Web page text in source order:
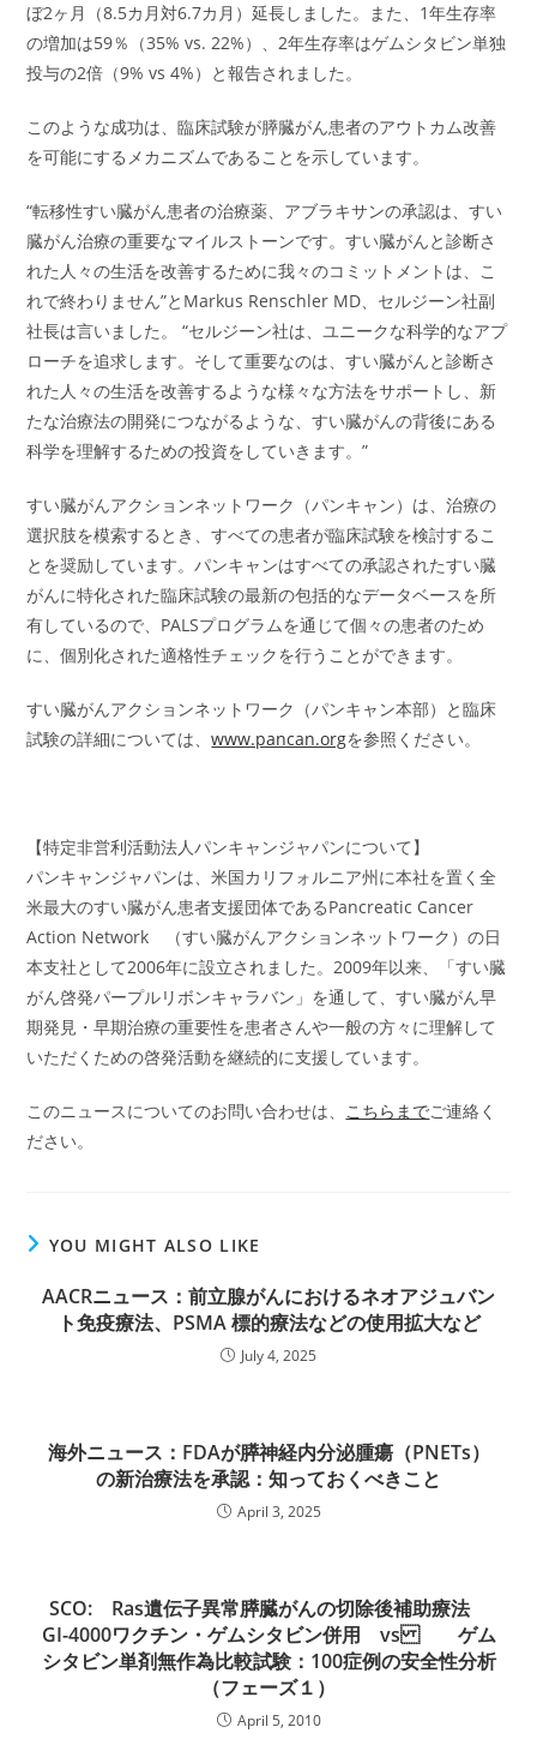
ぼ2ヶ月（8.5カ月対6.7カ月）延長しました。また、1年生存率
の増加は59％（35% vs. 22%）、2年生存率はゲムシタビン単独
投与の2倍（9% vs 4%）と報告されました。
このような成功は、臨床試験が膵臓がん患者のアウトカム改善
を可能にするメカニズムであることを示しています。
“転移性すい臓がん患者の治療薬、アブラキサンの承認は、すい
臓がん治療の重要なマイルストーンです。すい臓がんと診断さ
れた人々の生活を改善するために我々のコミットメントは、こ
れで終わりません”とMarkus Renschler MD、セルジーン社副
社長は言いました。 “セルジーン社は、ユニークな科学的なアプ
ローチを追求します。そして重要なのは、すい臓がんと診断さ
れた人々の生活を改善するような様々な方法をサポートし、新
たな治療法の開発につながるような、すい臓がんの背後にある
科学を理解するための投資をしていきます。”
すい臓がんアクションネットワーク（パンキャン）は、治療の
選択肢を模索するとき、すべての患者が臨床試験を検討するこ
とを奨励しています。パンキャンはすべての承認されたすい臓
がんに特化された臨床試験の最新の包括的なデータベースを所
有しているので、PALSプログラムを通じて個々の患者のため
に、個別化された適格性チェックを行うことができます。
すい臓がんアクションネットワーク（パンキャン本部）と臨床
試験の詳細については、www.pancan.orgを参照ください。
【特定非営利活動法人パンキャンジャパンについて】
パンキャンジャパンは、米国カリフォルニア州に本社を置く全
米最大のすい臓がん患者支援団体であるPancreatic Cancer
Action Network （すい臓がんアクションネットワーク）の日
本支社として2006年に設立されました。2009年以来、「すい臓
がん啓発パープルリボンキャラバン」を通して、すい臓がん早
期発見・早期治療の重要性を患者さんや一般の方々に理解して
いただくための啓発活動を継続的に支援しています。
このニュースについてのお問い合わせは、 こちらまでご連絡く
ださい。
YOU MIGHT ALSO LIKE
AACRニュース：前立腺がんにおけるネオアジュバン
ト免疫療法、PSMA 標的療法などの使用拡大など
July 4, 2025
海外ニュース：FDAが膵神経内分泌腫瘍（PNETs）
の新治療法を承認：知っておくべきこと
April 3, 2025
SCO: Ras遺伝子異常膵臓がんの切除後補助療法
GI-4000ワクチン・ゲムシタビン併用 vs ゲム
シタビン単剤無作為比較試験：100症例の安全性分析
（フェーズ１）
April 5, 2010